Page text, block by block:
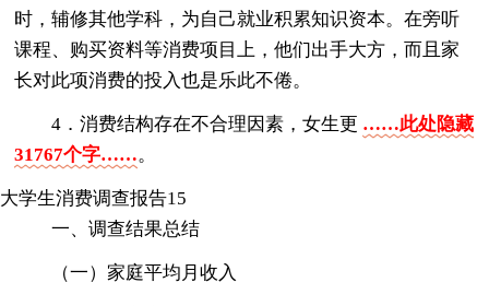
时，辅修其他学科，为自己就业积累知识资本。在旁听
课程、购买资料等消费项目上，他们出手大方，而且家
长对此项消费的投入也是乐此不倦。
4．消费结构存在不合理因素，女生更 ……此处隐藏
31767个字……。
大学生消费调查报告15
一、调查结果总结
（一）家庭平均月收入